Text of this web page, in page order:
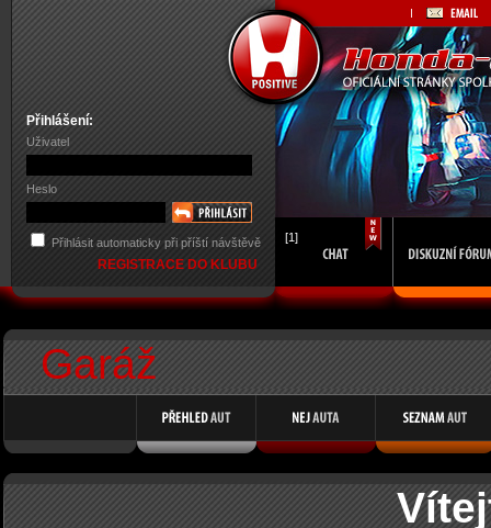
Přihlášení:
Uživatel
Heslo
Přihlásit automaticky při příští návštěvě
REGISTRACE DO KLUBU
[1]
Garáž